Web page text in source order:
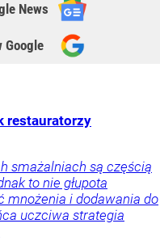
News
Google
restauratorzy
smażalniach są częścią
to nie głupota
mnożenia i dodawania do
uczciwa strategia